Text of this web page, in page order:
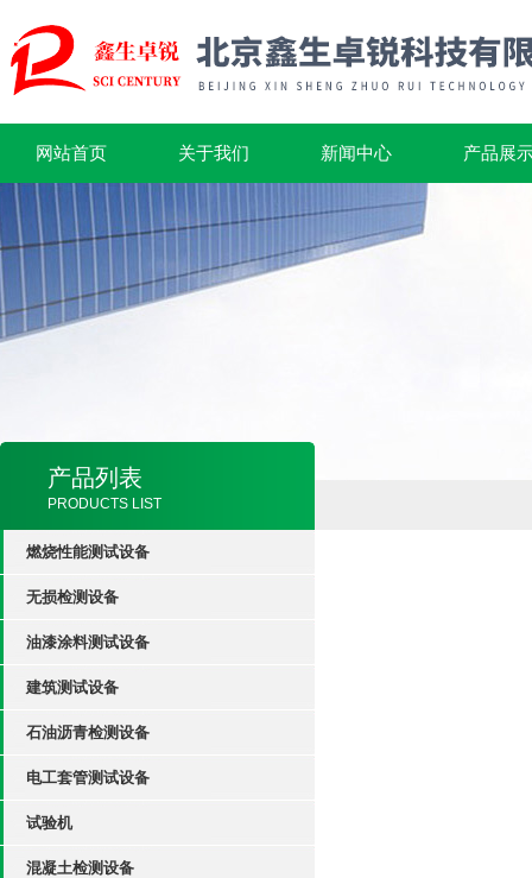
网站首页 关于我们 新闻中心 产品展
产品列表
PRODUCTS LIST
燃烧性能测试设备
无损检测设备
油漆涂料测试设备
建筑测试设备
石油沥青检测设备
电工套管测试设备
试验机
混凝土检测设备